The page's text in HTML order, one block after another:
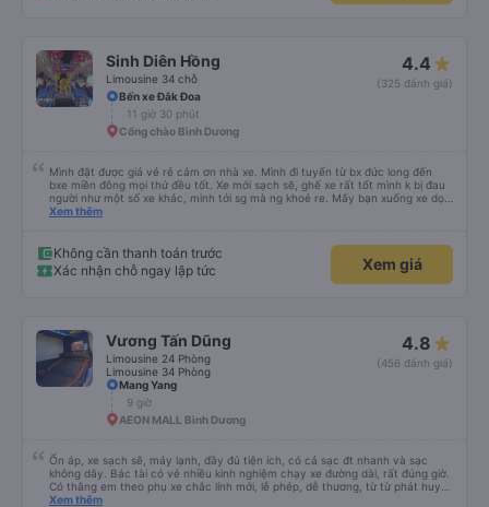
Sinh Diên Hồng
Limousine 34 chỗ
4.4
(325 đánh giá)
Bến xe Đắk Đoa
11 giờ 30 phút
Cổng chào Bình Dương
Mình đặt được giá vé rẻ cảm ơn nhà xe. Mình đi tuyến từ bx đức long đến
bxe miền đông mọi thứ đều tốt. Xe mới sạch sẽ, ghế xe rất tốt mình k bị đau
người như một số xe khác, minh tới sg mà ng khoẻ re. Mấy bạn xuống xe dọc
đg để ý xíu là ổn.
Xem thêm
Không cần thanh toán trước
Xác nhận chỗ ngay lập tức
Xem giá
Vương Tấn Dũng
Limousine 24 Phòng
Limousine 34 Phòng
4.8
(456 đánh giá)
Mang Yang
9 giờ
AEON MALL Bình Dương
Ổn áp, xe sạch sẽ, máy lạnh, đầy đủ tiện ích, có cả sạc đt nhanh và sạc
không dây. Bác tài có vẻ nhiều kinh nghiệm chạy xe đường dài, rất đúng giờ.
Có thằng em theo phụ xe chắc lính mới, lễ phép, dễ thương, từ từ phát huy
nhé em trai. 😊
Xem thêm